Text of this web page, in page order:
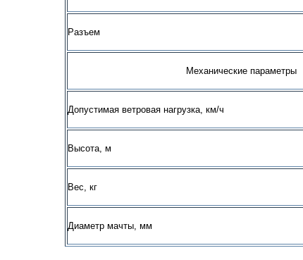
Разъем
Механические параметры
Допустимая ветровая нагрузка, км/ч
Высота, м
Вес, кг
Диаметр мачты, мм